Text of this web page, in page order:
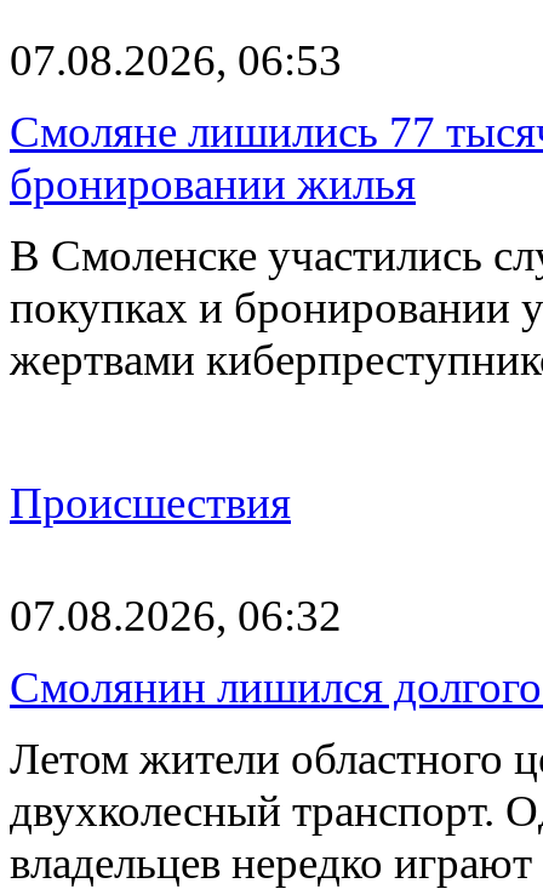
07.08.2026, 06:53
Смоляне лишились 77
бронировании жилья
В Смоленске участились
покупках и бронировании
жертвами
Происшествия
07.08.2026, 06:32
Смолянин лишился
Летом жители областного
двухколесный транспорт.
владельцев нередко